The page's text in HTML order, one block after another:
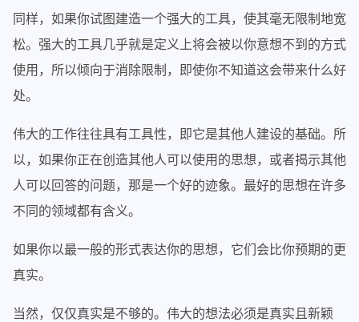
同样，如果你试图建造一个强大的工具，使其毫无限制地宽
松。强大的工具几乎就是定义上将会被以你意想不到的方式
使用，所以倾向于消除限制，即使你不知道这会带来什么好
处。
伟大的工作往往具有工具性，即它是其他人建设的基础。所
以，如果你正在创造其他人可以使用的思想，或者揭示其他
人可以回答的问题，那是一个好的迹象。最好的思想在许多
不同的领域都有含义。
如果你以最一般的形式表达你的思想，它们会比你预期的更
真实。
当然，仅仅真实是不够的。伟大的想法必须是真实且新颖